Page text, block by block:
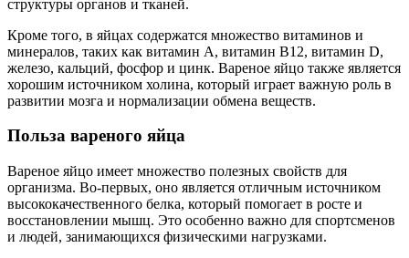
структуры органов и тканей.
Кроме того, в яйцах содержатся множество витаминов и
минералов, таких как витамин А, витамин В12, витамин D,
железо, кальций, фосфор и цинк. Вареное яйцо также является
хорошим источником холина, который играет важную роль в
развитии мозга и нормализации обмена веществ.
Польза вареного яйца
Вареное яйцо имеет множество полезных свойств для
организма. Во-первых, оно является отличным источником
высококачественного белка, который помогает в росте и
восстановлении мышц. Это особенно важно для спортсменов
и людей, занимающихся физическими нагрузками.